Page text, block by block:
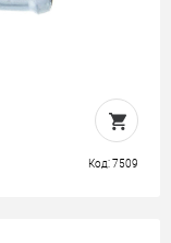
Код: 7509